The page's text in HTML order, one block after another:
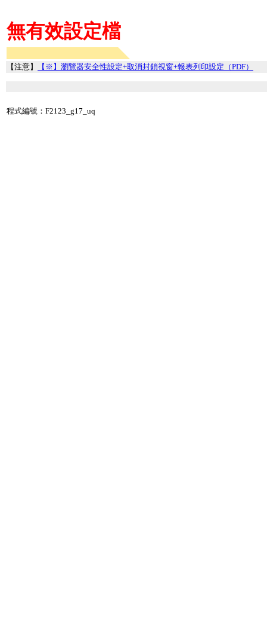
無有效設定檔
【注意】 【※】瀏覽器安全性設定+取消封鎖視窗+報表列印設定（PDF）
程式編號： F2123_g17_uq